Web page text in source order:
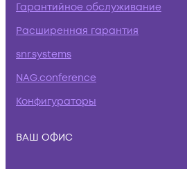
Гарантийное обслуживание
Расширенная гарантия
snr.systems
NAG.conference
Конфигураторы
ВАШ ОФИС